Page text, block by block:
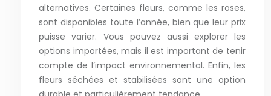
alternatives. Certaines fleurs, comme les roses,
sont disponibles toute l’année, bien que leur prix
puisse varier. Vous pouvez aussi explorer les
options importées, mais il est important de tenir
compte de l’impact environnemental. Enfin, les
fleurs séchées et stabilisées sont une option